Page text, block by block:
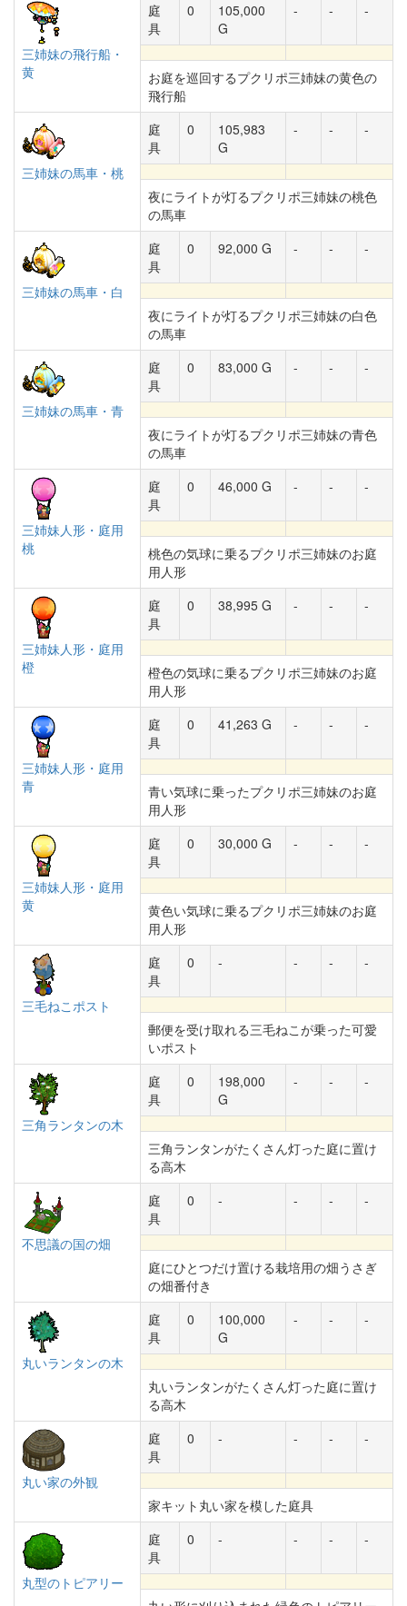
三姉妹の飛行船・
黄
庭
具
0
105,000
G
- - -
お庭を巡回するプクリポ三姉妹の黄色の
飛行船
三姉妹の馬車・桃
庭
具
0
105,983
G
- - -
夜にライトが灯るプクリポ三姉妹の桃色
の馬車
三姉妹の馬車・白
庭
具
0 92,000 G - - -
夜にライトが灯るプクリポ三姉妹の白色
の馬車
三姉妹の馬車・青
庭
具
0 83,000 G - - -
夜にライトが灯るプクリポ三姉妹の青色
の馬車
三姉妹人形・庭用
桃
庭
具
0 46,000 G - - -
桃色の気球に乗るプクリポ三姉妹のお庭
用人形
三姉妹人形・庭用
橙
庭
具
0 38,995 G - - -
橙色の気球に乗るプクリポ三姉妹のお庭
用人形
三姉妹人形・庭用
青
庭
具
0 41,263 G - - -
青い気球に乗ったプクリポ三姉妹のお庭
用人形
三姉妹人形・庭用
黄
庭
具
0 30,000 G - - -
黄色い気球に乗るプクリポ三姉妹のお庭
用人形
三毛ねこポスト
庭
具
0 - - - -
郵便を受け取れる三毛ねこが乗った可愛
いポスト
三角ランタンの木
庭
具
0
198,000
G
- - -
三角ランタンがたくさん灯った庭に置け
る高木
不思議の国の畑
庭
具
0 - - - -
庭にひとつだけ置ける栽培用の畑うさぎ
の畑番付き
丸いランタンの木
庭
具
0
100,000
G
- - -
丸いランタンがたくさん灯った庭に置け
る高木
丸い家の外観
庭
具
0 - - - -
家キット丸い家を模した庭具
丸型のトピアリー
庭
具
0 - - - -